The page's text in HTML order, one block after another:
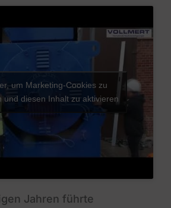
um Marketing-Cookies zu
und diesen Inhalt zu aktivieren
Jahren führte